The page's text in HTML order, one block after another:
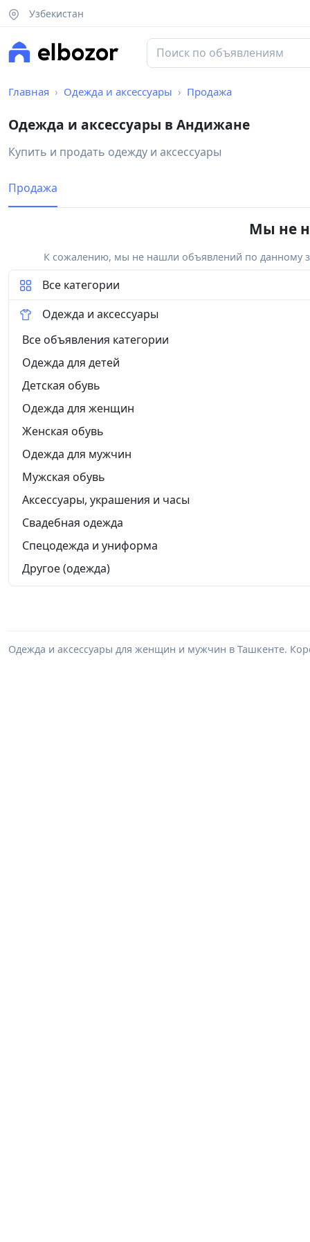
Узбекистан
Главная Одежда и аксессуары Продажа
Одежда и аксессуары в Андижане
Купить и продать одежду и аксессуары
Продажа
Мы не
К сожалению, мы не нашли объявлений по данному
Все категории
Одежда и аксессуары
Все объявления категории
Одежда для детей
Детская обувь
Одежда для женщин
Женская обувь
Одежда для мужчин
Мужская обувь
Аксессуары, украшения и часы
Свадебная одежда
Спецодежда и униформа
Другое (одежда)
Одежда и аксессуары для женщин и мужчин в Ташкенте.